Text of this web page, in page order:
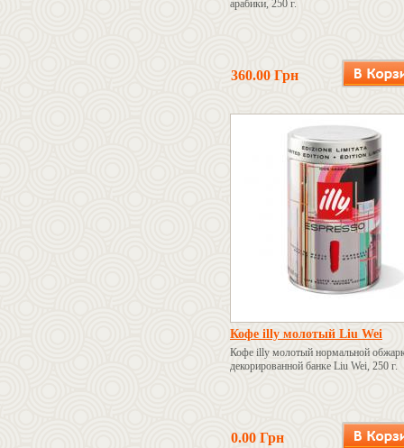
арабики, 250 г.
360.00 Грн
Кофе illy молотый Liu Wei
Кофе illy молотый нормальной
декорированной банке Liu Wei, 250 г.
0.00 Грн